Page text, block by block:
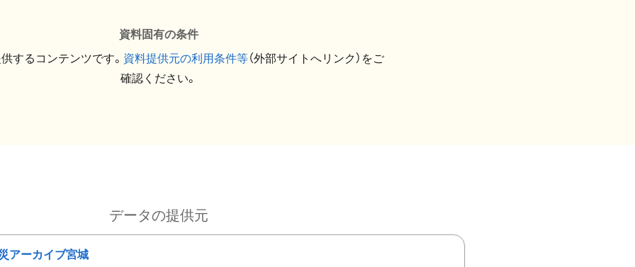
資料固有の条件
するコンテンツです。 資料提供元の利用条件等（外部サイトへリンク）をご
確認ください。
データの提供元
アーカイブ宮城